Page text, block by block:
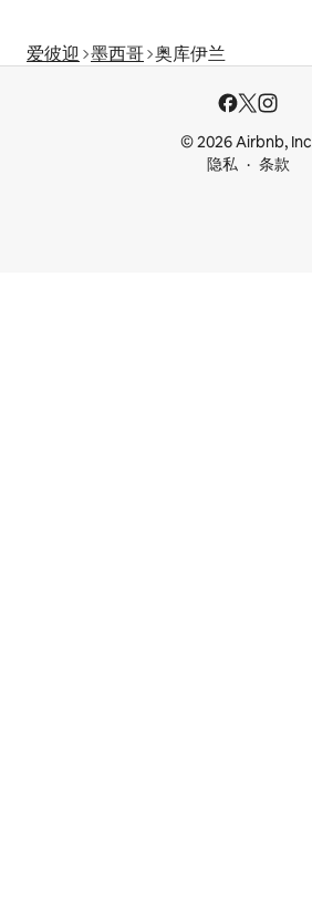
爱彼迎 墨西哥 奥库伊兰
© 2026 Airbnb,
隐私
条款